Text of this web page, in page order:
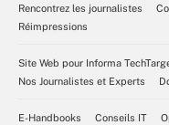
Rencontrez les journalistes
Réimpressions
Site Web pour Informa
Nos Journalistes et Experts
E-Handbooks Conseils IT